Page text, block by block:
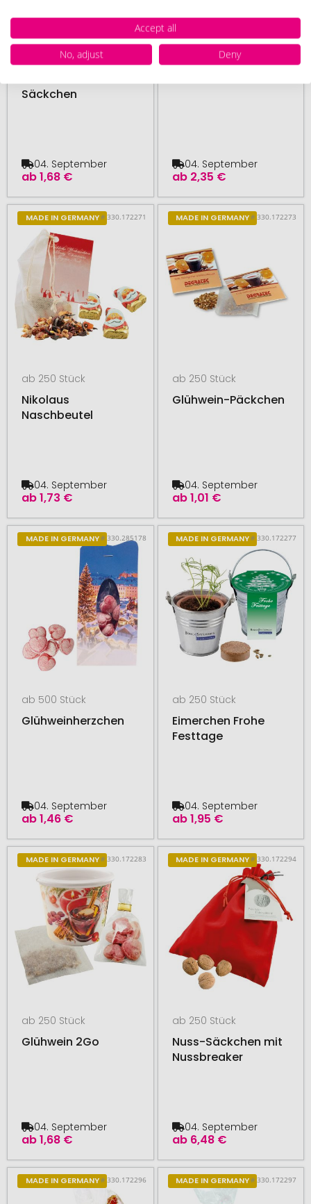
ab 250 Stück
Säckchen
ab1,68 €
04. September
ab 250 Stück
ab 2,35 €
04. September
MADE IN GERMANY# 330.172271
ab 250 Stück
Nikolaus
Naschbeutel
ab1,73 €
04. September
MADE IN GERMANY# 330.172273
ab 250 Stück
Glühwein-Päckchen
ab1,01 €
04. September
MADE IN GERMANY# 330.285178
ab 500 Stück
Glühweinherzchen
ab1,46 €
04. September
MADE IN GERMANY# 330.172277
ab 250 Stück
Eimerchen Frohe
Festtage
ab1,95 €
04. September
MADE IN GERMANY# 330.172283
ab 250 Stück
Glühwein 2Go
ab1,68 €
04. September
MADE IN GERMANY# 330.172294
ab 250 Stück
Nuss-Säckchen mit
Nussbreaker
ab 6,48 €
04. September
MADE IN GERMANY# 330.172296 MADE IN GERMANY# 330.172297
Accept all
No, adjust
Deny